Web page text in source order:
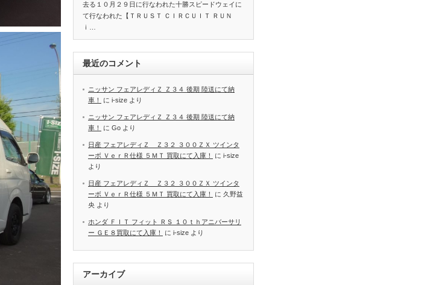
去る１０月２９日に行なわれた十勝スピードウェイに
て行なわれた【ＴＲＵＳＴ ＣＩＲＣＵＩＴ ＲＵＮ
ｉ…
最近のコメント
ニッサン フェアレディＺ Ｚ３４ 後期 陸送にて納
車！
に i-size より
ニッサン フェアレディＺ Ｚ３４ 後期 陸送にて納
車！
に Go より
日産 フェアレディＺ Ｚ３２ ３００ＺＸ ツインタ
ーボ ＶｅｒＲ仕様 ５ＭＴ 買取にて入庫！
に i-size
より
日産 フェアレディＺ Ｚ３２ ３００ＺＸ ツインタ
ーボ ＶｅｒＲ仕様 ５ＭＴ 買取にて入庫！
に 久野益
央 より
ホンダ ＦＩＴ フィット ＲＳ １０ｔｈアニバーサリ
ー ＧＥ８買取にて入庫！
に i-size より
アーカイブ